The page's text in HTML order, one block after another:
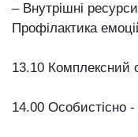
– Внутрішні
Профілактика
13.10 Комплексний
14.00 Особистісно -